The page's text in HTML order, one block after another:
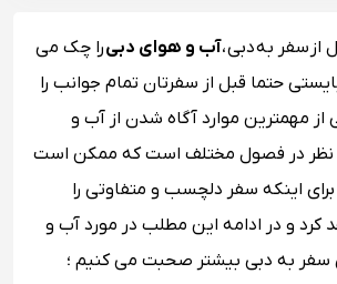
سفر به دبی ،آب و هوای دبیرا چک می
حتما قبل از سفرتان تمام جوانب را
از مهمترین موارد آگاه شدن از آب و
نظر در فصول مختلف است که ممکن است
اینکه سفر دلچسب و متفاوتی را
کرد و در ادامه این مطلب در مورد آب و
سفر به دبی بیشتر صحبت می کنیم ؛